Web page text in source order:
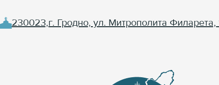
230023,г. Гродно, ул. Митрополита Филарета,